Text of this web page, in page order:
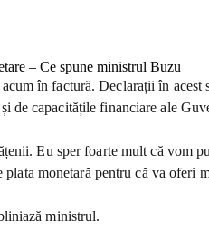
în factură. Declarații în
de capacitățile financiare ale
Eu sper foarte mult că vom
monetară pentru că va
ministrul.